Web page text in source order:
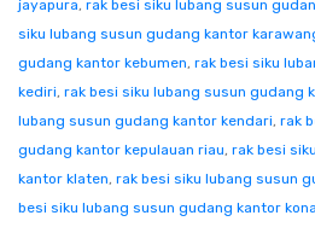
jayapura, rak besi siku lubang susun
siku lubang susun gudang kantor
gudang kantor kebumen, rak besi siku
kediri, rak besi siku lubang susun gudang
lubang susun gudang kantor kendari, rak
gudang kantor kepulauan riau, rak besi
kantor klaten, rak besi siku lubang susun
besi siku lubang susun gudang kantor